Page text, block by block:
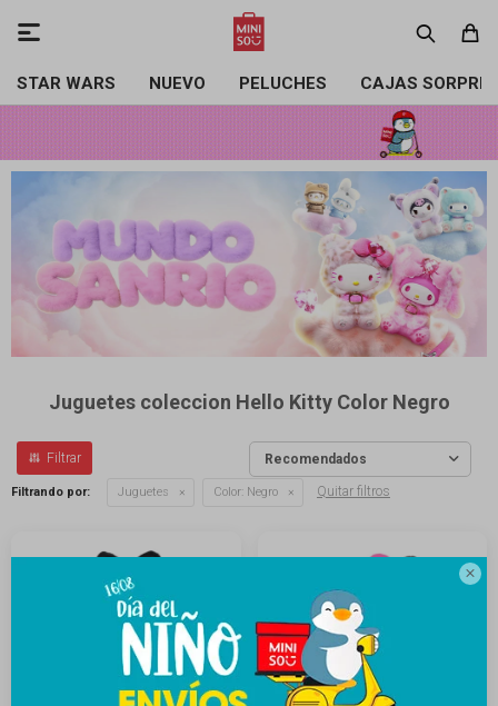

STAR WARS NUEVO PELUCHES CAJAS

Juguetes coleccion Hello Kitty Color Negro
Recomendados
Filtrando por: Juguetes Color: Negro Quitar filtros